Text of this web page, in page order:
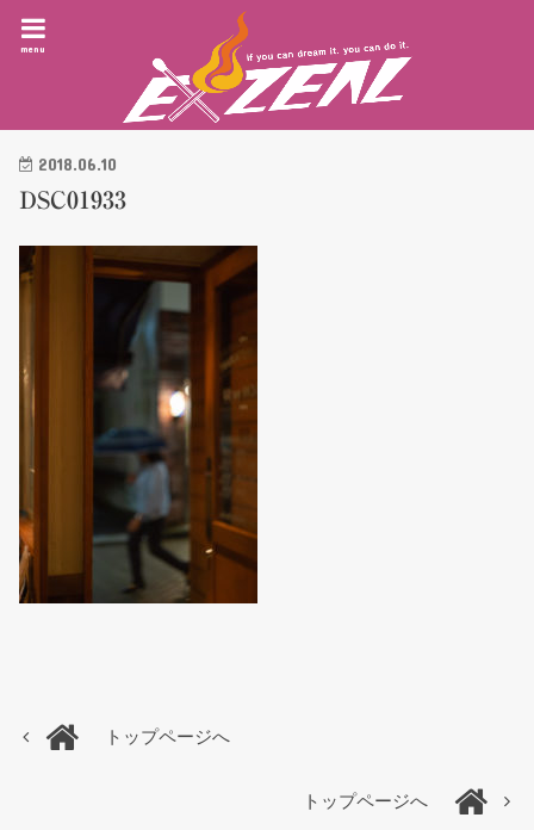
menu
2018.06.10
DSC01933
トップページへ
トップページへ